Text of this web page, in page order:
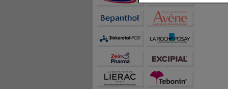
Statistik & Tracking:
sammeln, mit deren
auch die Werbung auf